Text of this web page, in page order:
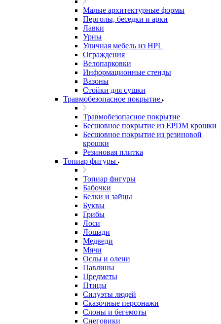
Малые архитектурные формы
Перголы, беседки и арки
Лавки
Урны
Уличная мебель из HPL
Ограждения
Велопарковки
Информационные стенды
Вазоны
Стойки для сушки
Травмобезопасное покрытие
Травмобезопасное покрытие
Бесшовное покрытие из EPDM крошки
Бесшовное покрытие из резиновой
крошки
Резиновая плитка
Топиар фигуры
Топиар фигуры
Бабочки
Белки и зайцы
Буквы
Грибы
Лоси
Лошади
Медведи
Мячи
Ослы и олени
Павлины
Предметы
Птицы
Силуэты людей
Сказочные персонажи
Слоны и бегемоты
Снеговики